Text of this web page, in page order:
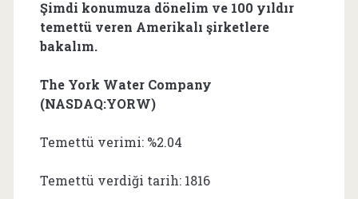
Şimdi konumuza dönelim ve 100 yıldır
temettü veren Amerikalı şirketlere
bakalım.
The York Water Company
(NASDAQ:YORW)
Temettü verimi: %2.04
Temettü verdiği tarih: 1816